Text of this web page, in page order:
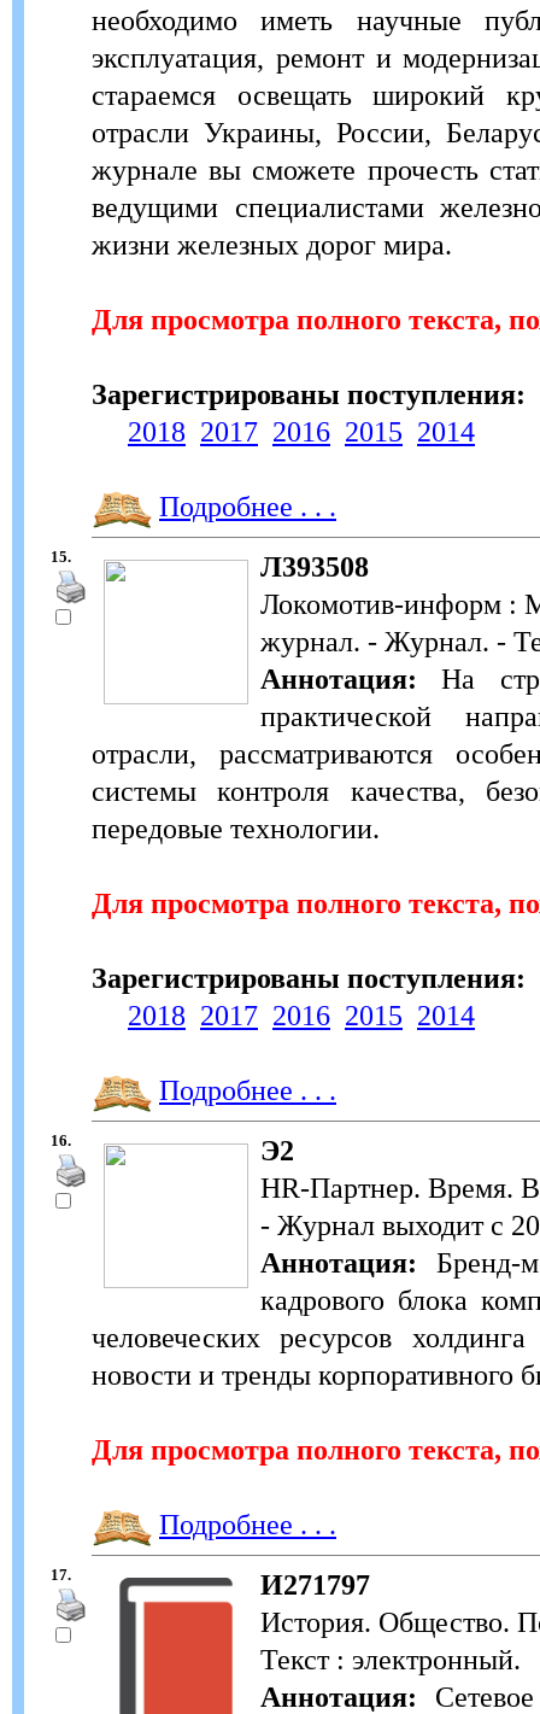
необходимо иметь научные
эксплуатация, ремонт и
стараемся освещать широкий
отрасли Украины, России,
журнале вы сможете прочесть
ведущими специалистами
жизни железных дорог мира.
Для просмотра полного текста,
Зарегистрированы поступления:
2018 2017 2016 2015 2014
Подробнее . . .
15.
Л393508
Локомотив-информ :
журнал. - Журнал. -
Аннотация: На
практической
отрасли, рассматриваются
системы контроля качества,
передовые технологии.
Для просмотра полного текста,
Зарегистрированы поступления:
2018 2017 2016 2015 2014
Подробнее . . .
16.
Э2
HR-Партнер. Время.
- Журнал выходит с
Аннотация: Бренд-
кадрового блока
человеческих ресурсов
новости и тренды корпоративного
Для просмотра полного текста,
Подробнее . . .
17.
И271797
История. Общество.
Текст : электронный.
Аннотация: